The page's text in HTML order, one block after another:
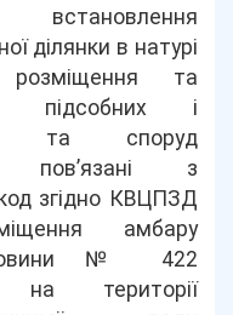
ділянки в натурі
та
підсобних і
та споруд
пов’язані з
згідно КВЦПЗД
амбару
№ 422
на території